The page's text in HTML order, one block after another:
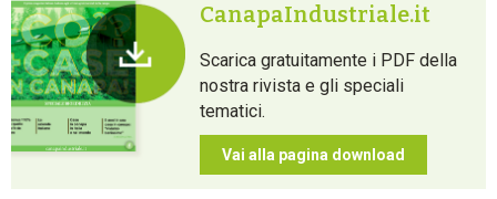
CanapaIndustriale.it
Scarica gratuitamente i PDF della
nostra rivista e gli speciali
tematici.
Vai alla pagina download